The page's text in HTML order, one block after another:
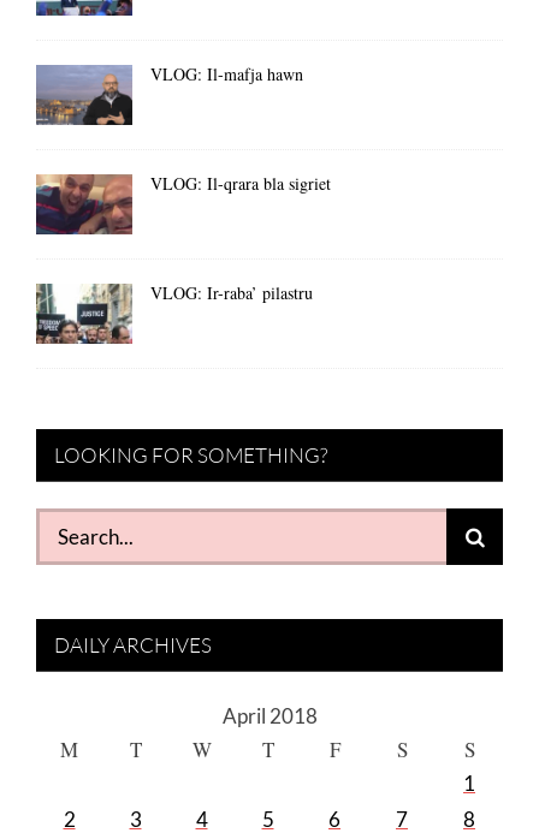
VLOG: Il-mafja hawn
VLOG: Il-qrara bla sigriet
VLOG: Ir-raba’ pilastru
LOOKING FOR SOMETHING?
Search
for:
DAILY ARCHIVES
April 2018
M T W T F S S
1
2
3 4 5 6 7
8